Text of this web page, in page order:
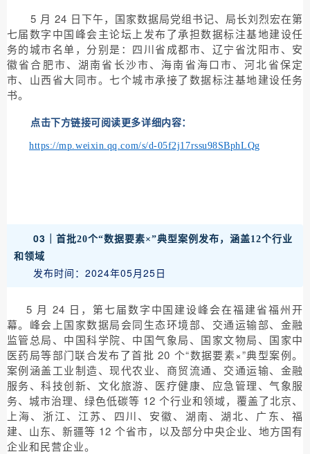
5 月 24 日下午，国家数据局党组书记、局长刘烈宏在第
七届数字中国峰会主论坛上发布了承担数据标注基地建设任
务的城市名单，分别是：四川省成都市、辽宁省沈阳市、安
徽省合肥市、湖南省长沙市、海南省海口市、河北省保定
市、山西省大同市。七个城市承接了数据标注基地建设任务
书。
点击下方链接可阅读更多详细内容：
https://mp.weixin.qq.com/s/d-05f2j17rssu98SBphLQg
03｜ 首批20个“数据要素×”典型案例发布，涵盖12个行业
和领域
发布时间：2024年05月25日
5 月 24 日，第七届数字中国建设峰会在福建省福州开
幕。峰会上国家数据局会同生态环境部、交通运输部、金融
监管总局、中国科学院、中国气象局、国家文物局、国家中
医药局等部门联合发布了首批 20 个“数据要素×”典型案例。
案例涵盖工业制造、现代农业、商贸流通、交通运输、金融
服务、科技创新、文化旅游、医疗健康、应急管理、气象服
务、城市治理、绿色低碳等 12 个行业和领域，覆盖了北京、
上海、浙江、江苏、四川、安徽、湖南、湖北、广东、福
建、山东、新疆等 12 个省市，以及部分中央企业、地方国有
企业和民营企业。